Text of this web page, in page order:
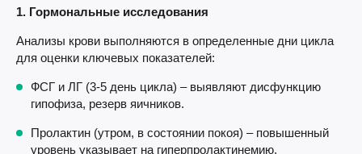
1. Гормональные исследования
Анализы крови выполняются в определенные дни цикла
для оценки ключевых показателей:
ФСГ и ЛГ (3-5 день цикла) – выявляют дисфункцию
гипофиза, резерв яичников.
Пролактин (утром, в состоянии покоя) – повышенный
уровень указывает на гиперпролактинемию.